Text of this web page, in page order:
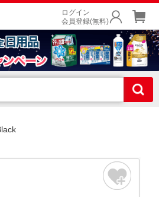
ログイン
会員登録(無料)